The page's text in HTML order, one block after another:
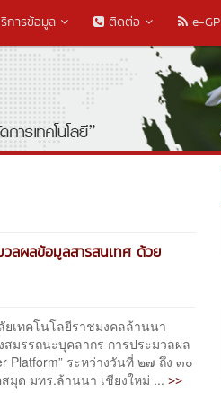
การข้อมูล ติดต่อ e-GP
วลผลข้อมูลสารสนเทศ ด้วย
เทคโนโลยีราชมงคลล้านนา
มรรถนะบุคลากร การประมวลผล
Platform” ระหว่างวันที่ ๒๗​ ถึง ๓๐
มุด มทร.ล้านนา เชียงใหม่ ...>>